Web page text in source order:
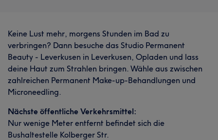
Keine Lust mehr, morgens Stunden im Bad zu
verbringen? Dann besuche das Studio Permanent
Beauty - Leverkusen in Leverkusen, Opladen und lass
deine Haut zum Strahlen bringen. Wähle aus zwischen
zahlreichen Permanent Make-up-Behandlungen und
Microneedling.
Nächste öffentliche Verkehrsmittel:
Nur wenige Meter entfernt befindet sich die
Bushaltestelle Kolberger Str.